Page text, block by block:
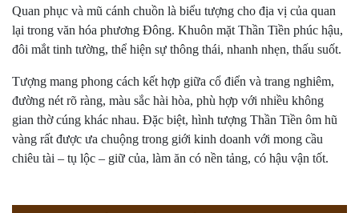
Quan phục và mũ cánh chuồn là biểu tượng cho địa vị của quan
lại trong văn hóa phương Đông. Khuôn mặt Thần Tiền phúc hậu,
đôi mắt tinh tường, thể hiện sự thông thái, nhanh nhẹn, thấu suốt.
Tượng mang phong cách kết hợp giữa cổ điển và trang nghiêm,
đường nét rõ ràng, màu sắc hài hòa, phù hợp với nhiều không
gian thờ cúng khác nhau. Đặc biệt, hình tượng Thần Tiền ôm hũ
vàng rất được ưa chuộng trong giới kinh doanh với mong cầu
chiêu tài – tụ lộc – giữ của, làm ăn có nền tảng, có hậu vận tốt.